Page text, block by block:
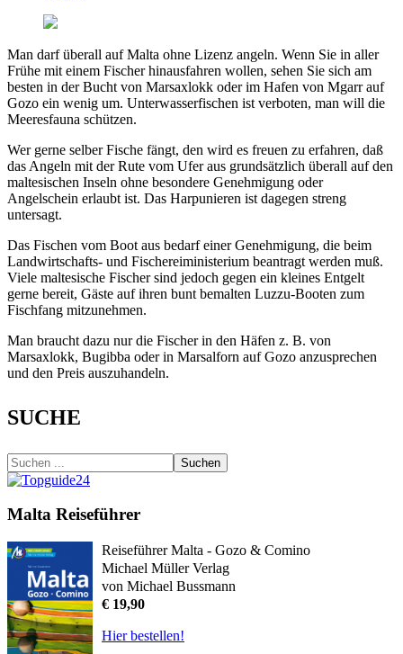
Man darf überall auf Malta ohne Lizenz angeln. Wenn Sie in aller
Frühe mit einem Fischer hinausfahren wollen, sehen Sie sich am
besten in der Bucht von Marsaxlokk oder im Hafen von Mgarr auf
Gozo ein wenig um. Unterwasserfischen ist verboten, man will die
Meeresfauna schützen.
Wer gerne selber Fische fängt, den wird es freuen zu erfahren, daß
das Angeln mit der Rute vom Ufer aus grundsätzlich überall auf den
maltesischen Inseln ohne besondere Genehmigung oder
Angelschein erlaubt ist. Das Harpunieren ist dagegen streng
untersagt.
Das Fischen vom Boot aus bedarf einer Genehmigung, die beim
Landwirtschafts- und Fischereiministerium beantragt werden muß.
Viele maltesische Fischer sind jedoch gegen ein kleines Entgelt
gerne bereit, Gäste auf ihren bunt bemalten Luzzu-Booten zum
Fischfang mitzunehmen.
Man braucht dazu nur die Fischer in den Häfen z. B. von
Marsaxlokk, Bugibba oder in Marsalforn auf Gozo anzusprechen
und den Preis auszuhandeln.
SUCHE
Suchen
Malta Reiseführer
Reiseführer Malta - Gozo & Comino
Michael Müller Verlag
von Michael Bussmann
€ 19,90
Hier bestellen!